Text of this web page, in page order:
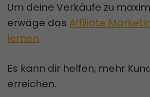
Um deine Verkäufe zu
erwäge das Affiliate
lernen.
Es kann dir helfen, mehr
erreichen.